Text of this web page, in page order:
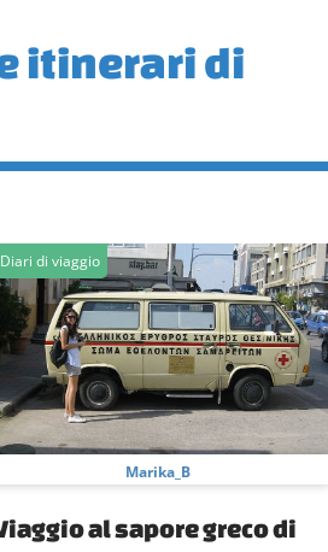
itinerari di
Diari di viaggio
Marika_B
al sapore greco di